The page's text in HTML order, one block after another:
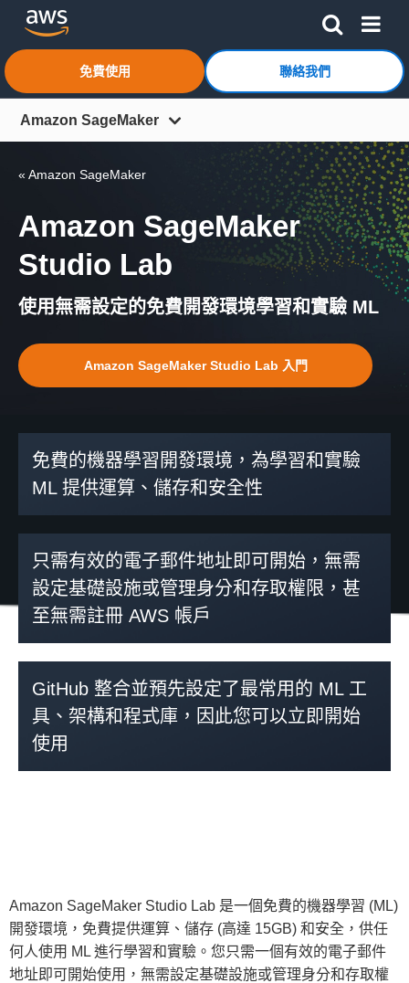
跳至主要內容按一下這裡可返回 Amazon Web Services 首頁
免費使用 聯絡我們
Amazon SageMaker
定價
常見問答集
依角色
開始使用
« Amazon SageMaker
Amazon SageMaker
Studio Lab
使用無需設定的免費開發環境學習和實驗 ML
Amazon SageMaker Studio Lab 入門
免費的機器學習開發環境，為學習和實驗
ML 提供運算、儲存和安全性
只需有效的電子郵件地址即可開始，無需
設定基礎設施或管理身分和存取權限，甚
至無需註冊 AWS 帳戶
GitHub 整合並預先設定了最常用的 ML 工
具、架構和程式庫，因此您可以立即開始
使用
Amazon SageMaker Studio Lab 是一個免費的機器學習 (ML)
開發環境，免費提供運算、儲存 (高達 15GB) 和安全，供任
何人使用 ML 進行學習和實驗。您只需一個有效的電子郵件
地址即可開始使用，無需設定基礎設施或管理身分和存取權